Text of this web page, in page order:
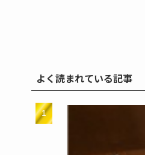
よく読まれている記事